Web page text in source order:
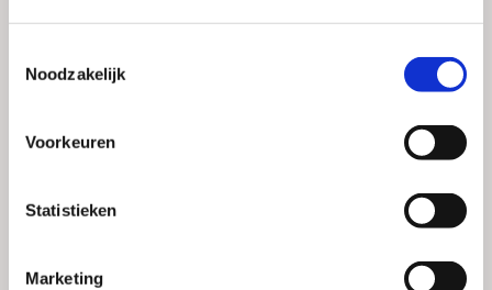
Noodzakelijk
Voorkeuren
Statistieken
Marketing